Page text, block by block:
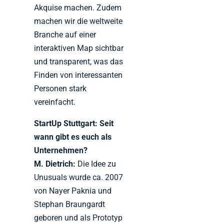
Akquise machen. Zudem
machen wir die weltweite
Branche auf einer
interaktiven Map sichtbar
und transparent, was das
Finden von interessanten
Personen stark
vereinfacht.
StartUp Stuttgart: Seit
wann gibt es euch als
Unternehmen?
M. Dietrich: Die Idee zu
Unusuals wurde ca. 2007
von Nayer Paknia und
Stephan Braungardt
geboren und als Prototyp